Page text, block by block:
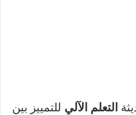
التعلم الآلي للتمييز بين